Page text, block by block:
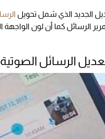
الجديد الذي شمل تحويل
الرسائل كما أن لون
الرسائل الصوتية